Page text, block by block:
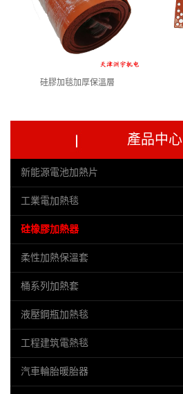
硅膠加毯加厚保溫層
產品中心
新能源電池加熱片
工業電加熱毯
硅橡膠加熱器
柔性加熱保溫套
桶系列加熱套
液壓鋼瓶加熱毯
工程建筑電熱毯
汽車輪胎暖胎器